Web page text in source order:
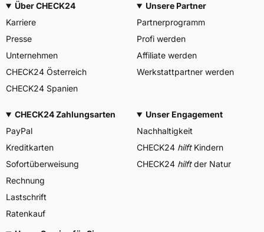
Über CHECK24
Karriere
Presse
Unternehmen
CHECK24 Österreich
CHECK24 Spanien
Unsere Partner
Partnerprogramm
Profi werden
Affiliate werden
Werkstattpartner werden
CHECK24 Zahlungsarten
PayPal
Kreditkarten
Sofortüberweisung
Rechnung
Lastschrift
Ratenkauf
Unser Engagement
Nachhaltigkeit
CHECK24 hilftKindern
CHECK24 hilftder Natur